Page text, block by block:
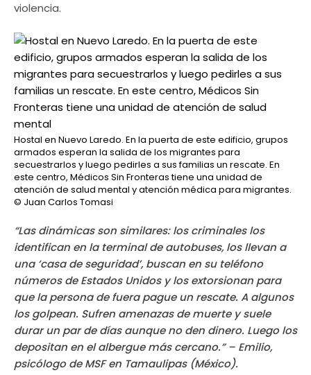
violencia.
Hostal en Nuevo Laredo. En la puerta de este edificio, grupos
armados esperan la salida de los migrantes para
secuestrarlos y luego pedirles a sus familias un rescate. En
este centro, Médicos Sin Fronteras tiene una unidad de
atención de salud mental y atención médica para migrantes.
© Juan Carlos Tomasi
“Las dinámicas son similares: los criminales los
identifican en la terminal de autobuses, los llevan a
una ‘casa de seguridad’, buscan en su teléfono
números de Estados Unidos y los extorsionan para
que la persona de fuera pague un rescate. A algunos
los golpean. Sufren amenazas de muerte y suele
durar un par de días aunque no den dinero. Luego los
depositan en el albergue más cercano.” – Emilio,
psicólogo de MSF en Tamaulipas (México).